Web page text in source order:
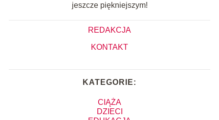
jeszcze piękniejszym!
REDAKCJA
KONTAKT
KATEGORIE:
CIĄŻA
DZIECI